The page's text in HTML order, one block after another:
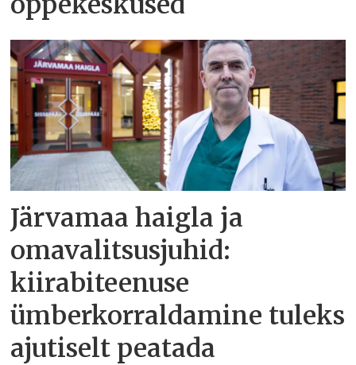
Järvamaa haigla ja
omavalitsusjuhid:
kiirabiteenuse
ümberkorraldamine tuleks
ajutiselt peatada